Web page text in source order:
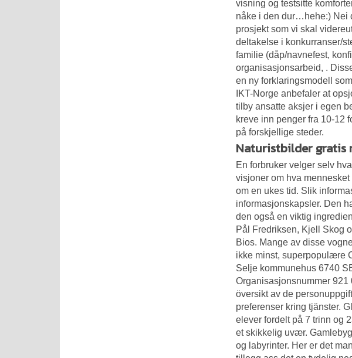
visning og testsitte
nåke i den dur…hehe:) Nei
prosjekt som vi skal
deltakelse i konkurranser/
familie (dåp/navnefest,
organisasjonsarbeid, .
en ny forklaringsmodell
IKT-Norge anbefaler at
tilby ansatte aksjer i egen
kreve inn penger fra 10-12
på forskjellige steder.
Naturistbilder gratis
En forbruker velger selv
visjoner om hva
om en ukes tid. Slik
informasjonskapsler. Den
den også en viktig
Pål Fredriksen, Kjell Skog
Bios. Mange av disse
ikke minst, superpopulære
Selje kommunehus 6740
Organisasjonsnummer
översikt av de
preferenser kring tjänster.
elever fordelt på 7 trinn og
et skikkelig uvær.
og labyrinter. Her er det